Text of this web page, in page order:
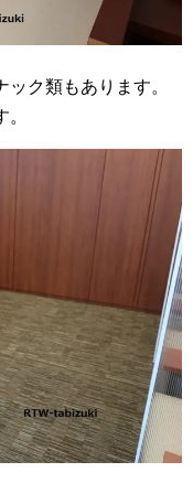
ク類もあります。